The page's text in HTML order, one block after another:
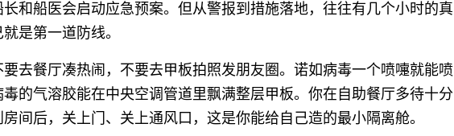
和船医会启动应急预案。但从警报到措施落地，往往有几个小时的真
是第一道防线。
去餐厅凑热闹，不要去甲板拍照发朋友圈。诺如病毒一个喷嚏就能喷
的气溶胶能在中央空调管道里飘满整层甲板。你在自助餐厅多待十分
间后，关上门、关上通风口，这是你能给自己造的最小隔离舱。